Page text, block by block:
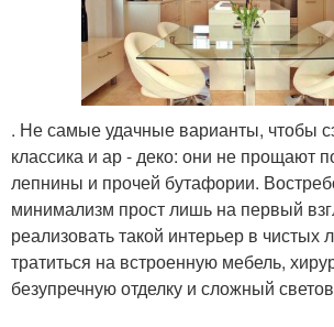
. Не самые удачные варианты, чтобы
классика и ар - деко: они не прощают
лепнины и прочей бутафории.
минимализм прост лишь на первый
реализовать такой интерьер в чистых
тратиться на встроенную мебель,
безупречную отделку и сложный